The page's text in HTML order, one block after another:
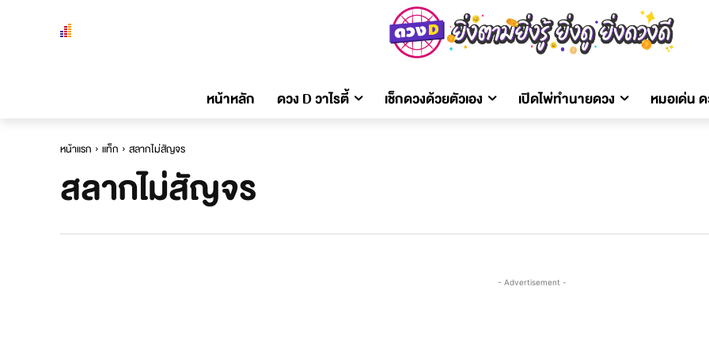
หน้าหลัก ดวง D วาไรตี้ เช็กดวงด้วยตัวเอง เปิดไพ่ทำนายดวง หมอเด่น
หน้าแรก แท็ก สลากไม่สัญจร
สลากไม่สัญจร
- Advertisement -